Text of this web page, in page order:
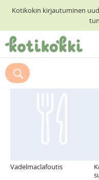
Kotikokin kirjautuminen
ETUSIVU
RESEPTIHAKU
Suosittelemme myös
Vadelmaclafoutis